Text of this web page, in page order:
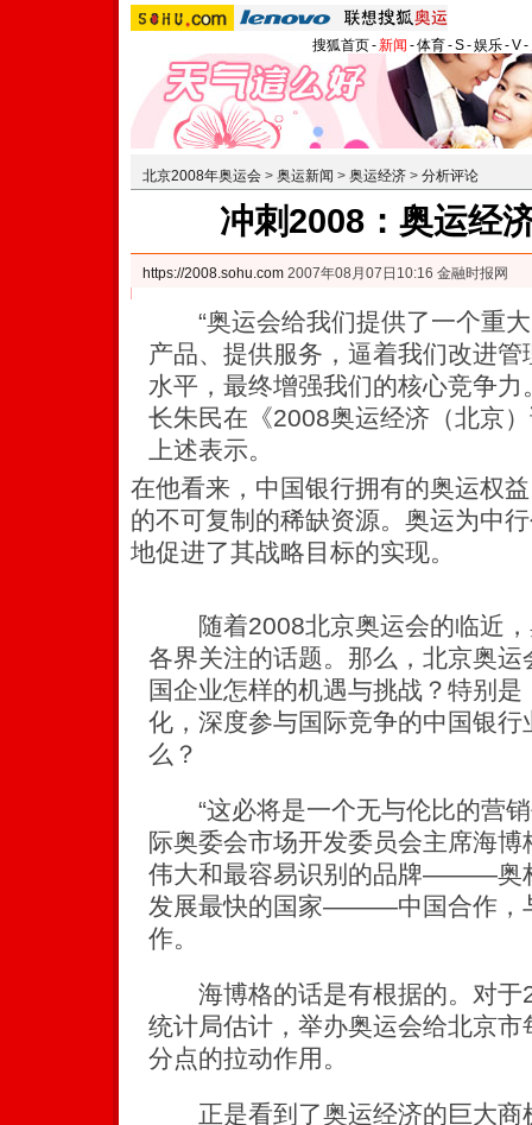
搜狐首页-新闻 -体育-S-娱乐-V-
北京2008年奥运会 > 奥运新闻 > 奥运经济 > 分析评论
冲刺2008：奥运经
https://2008.sohu.com 2007年08月07日10:16 金融时报网
“奥运会给我们提供了一个重大
产品、提供服务，逼着我们改进
水平，最终增强我们的核心竞争力
长朱民在《2008奥运经济（北京
上述表示。
在他看来，中国银行拥有的奥运权
的不可复制的稀缺资源。奥运为中
地促进了其战略目标的实现。
随着2008北京奥运会的临近，
各界关注的话题。那么，北京奥
国企业怎样的机遇与挑战？特别
化，深度参与国际竞争的中国银
么？
“这必将是一个无与伦比的营销
际奥委会市场开发委员会主席海
伟大和最容易识别的品牌———奥
发展最快的国家———中国合作，
作。
海博格的话是有根据的。对于
统计局估计，举办奥运会给北京
分点的拉动作用。
正是看到了奥运经济的巨大商